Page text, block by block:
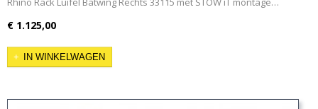
€ 1.125,00
IN WINKELWAGEN